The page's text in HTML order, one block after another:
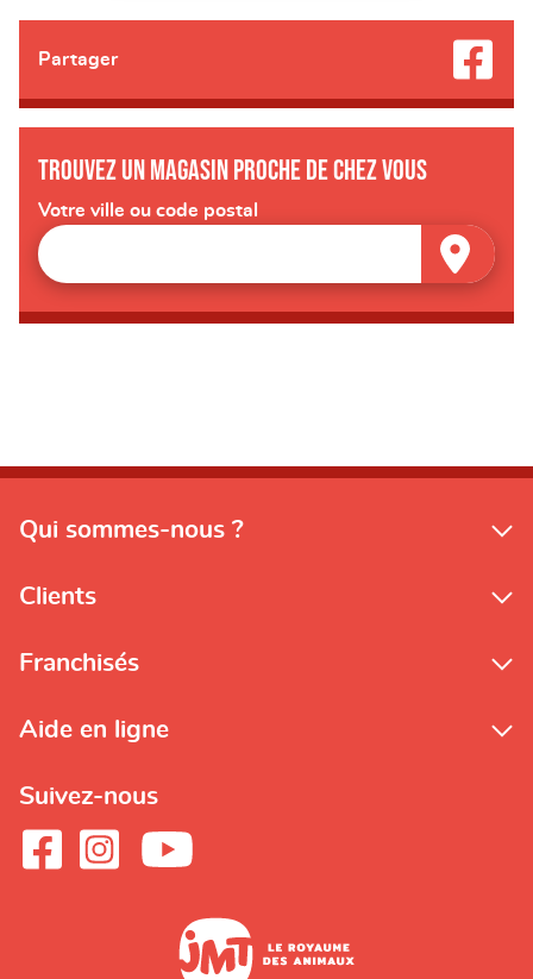
Partager
Trouvez un magasin proche de chez vous
Votre ville ou code postal
Qui sommes-nous ?
Clients
Franchisés
Aide en ligne
Suivez-nous